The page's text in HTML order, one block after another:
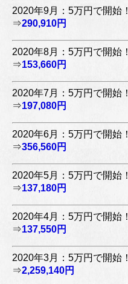
2020年9月：5万円で開始！
⇒290,910円
2020年8月：5万円で開始！
⇒153,660円
2020年7月：5万円で開始！
⇒197,080円
2020年6月：5万円で開始！
⇒356,560円
2020年5月：5万円で開始！
⇒137,180円
2020年4月：5万円で開始！
⇒137,550円
2020年3月：5万円で開始！
⇒2,259,140円